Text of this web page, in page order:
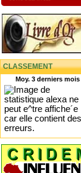
CLASSEMENT
Moy. 3 derniers mois